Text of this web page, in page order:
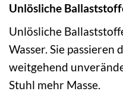
Unlösliche
Unlösliche
Wasser. Sie
weitgehend
Stuhl mehr Masse.